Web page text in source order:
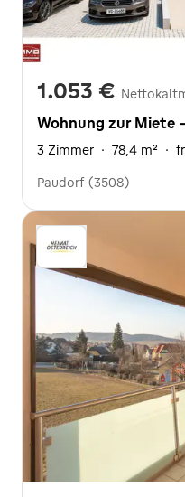
1.053 €
Wohnung zur Miete
3 Zimmer · 78,4 m² ·
Paudorf (3508)